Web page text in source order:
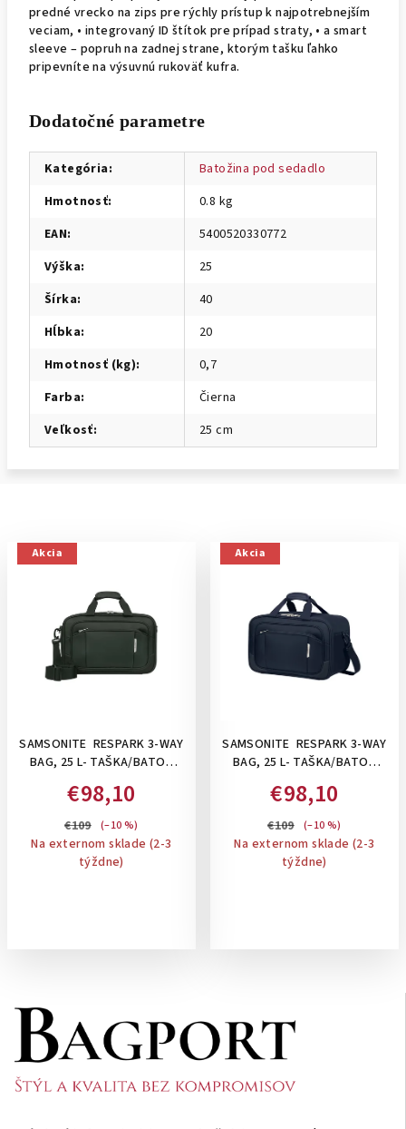
predné vrecko na zips pre rýchly prístup k najpotrebnejším
veciam, • integrovaný ID štítok pre prípad straty, • a smart
sleeve – popruh na zadnej strane, ktorým tašku ľahko
pripevníte na výsuvnú rukoväť kufra.
Dodatočné parametre
Kategória:
Batožina pod sedadlo
Hmotnosť:
0.8 kg
EAN:
5400520330772
Výška:
25
Šírka:
40
Hĺbka:
20
Hmotnosť (kg):
0,7
Farba:
Čierna
Veľkosť: 25 cm
Akcia
SAMSONITE RESPARK 3-WAY
BAG, 25 L- TAŠKA/BATOH
GREEN
€98,10
€109 (–10 %)
Na externom sklade (2-3
týždne)
Akcia
SAMSONITE RESPARK 3-WAY
BAG, 25 L- TAŠKA/BATOH
BLUE
€98,10
€109 (–10 %)
Na externom sklade (2-3
týždne)